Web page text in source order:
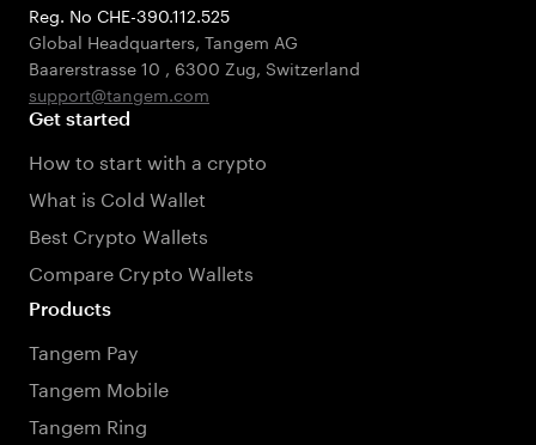
Reg. No CHE-390.112.525
Global Headquarters, Tangem AG
Baarerstrasse 10 , 6300 Zug, Switzerland
support@tangem.com
Get started
How to start with a crypto
What is Cold Wallet
Best Crypto Wallets
Compare Crypto Wallets
Products
Tangem Pay
Tangem Mobile
Tangem Ring